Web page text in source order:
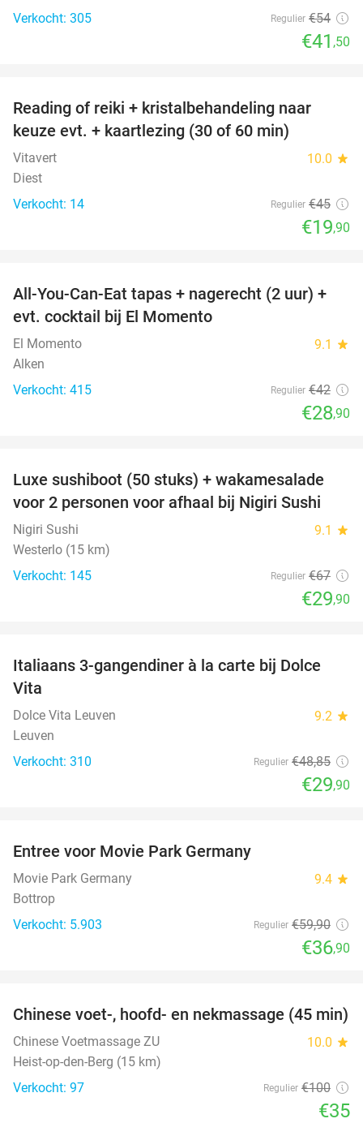
Verkocht: 305 Regulier €54
€41 ,50
Reading of reiki + kristalbehandeling naar
keuze evt. + kaartlezing (30 of 60 min)
Vitavert 10.0 star
Diest
Verkocht: 14
Regulier €45
€19,90
31%
All-You-Can-Eat tapas + nagerecht (2 uur) +
evt. cocktail bij El Momento
El Momento 9.1 star
Alken
Verkocht: 415
Regulier €42
€28,90
55%
Luxe sushiboot (50 stuks) + wakamesalade
voor 2 personen voor afhaal bij Nigiri Sushi
Nigiri Sushi 9.1 star
Westerlo (15 km)
Verkocht: 145
Regulier €67
€29,90
39%
Italiaans 3-gangendiner à la carte bij Dolce
Vita
Dolce Vita Leuven 9.2 star
Leuven
Verkocht: 310
Regulier €48,85
€29,90
Entree voor Movie Park Germany
Movie Park Germany 9.4 star
Bottrop
Verkocht: 5.903
Regulier €59,90
€36,90
65%
Chinese voet-, hoofd- en nekmassage (45 min)
Chinese Voetmassage ZU 10.0 star
Heist-op-den-Berg (15 km)
Verkocht: 97
Regulier €100
€35